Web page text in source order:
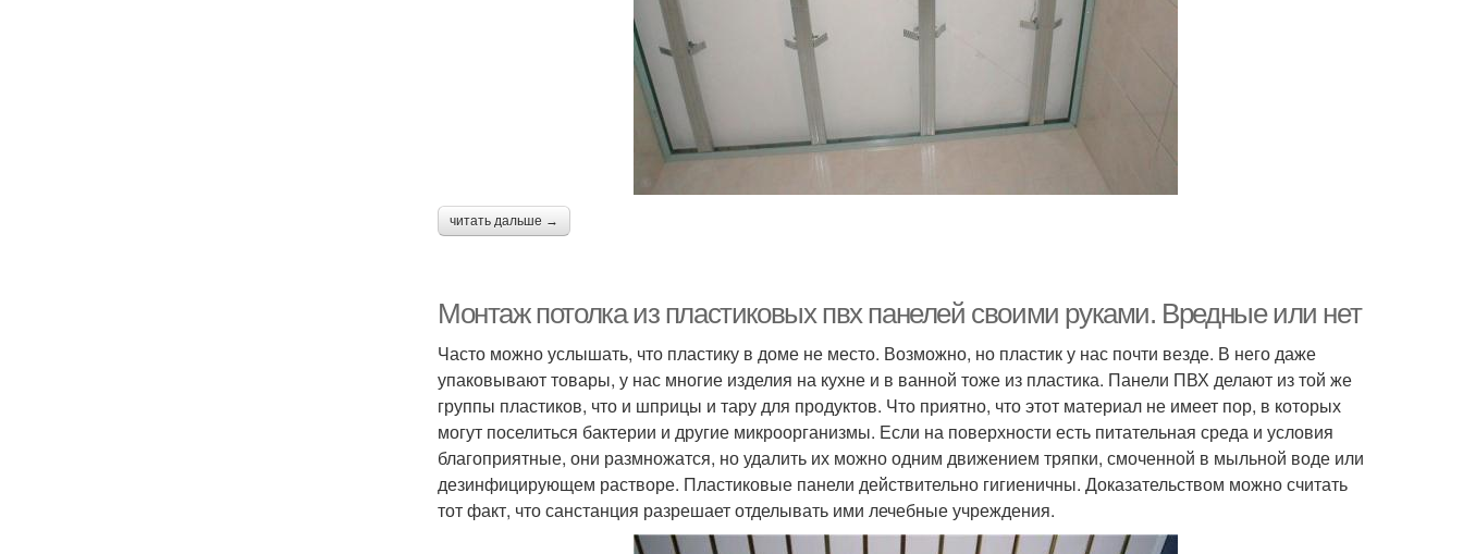
читать дальше →
Монтаж потолка из пластиковых пвх панелей своими руками. Вредные или нет
Часто можно услышать, что пластику в доме не место. Возможно, но пластик у нас почти везде. В него даже
упаковывают товары, у нас многие изделия на кухне и в ванной тоже из пластика. Панели ПВХ делают из той же
группы пластиков, что и шприцы и тару для продуктов. Что приятно, что этот материал не имеет пор, в которых
могут поселиться бактерии и другие микроорганизмы. Если на поверхности есть питательная среда и условия
благоприятные, они размножатся, но удалить их можно одним движением тряпки, смоченной в мыльной воде или
дезинфицирующем растворе. Пластиковые панели действительно гигиеничны. Доказательством можно считать
тот факт, что санстанция разрешает отделывать ими лечебные учреждения.